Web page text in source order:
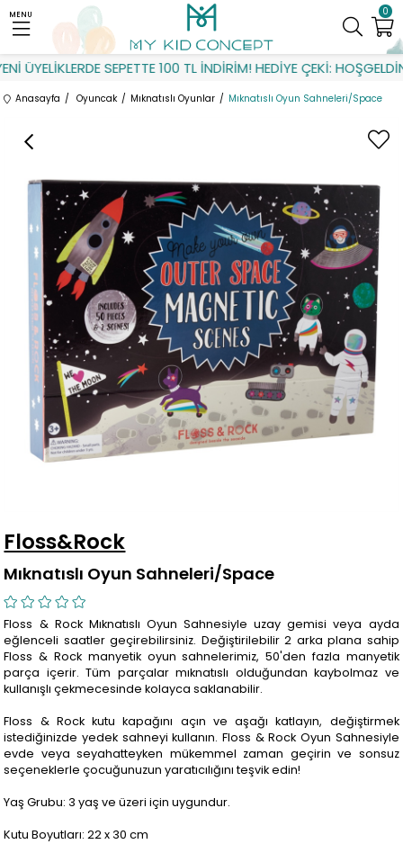
ÜYELİKLERDE SEPETTE 100 TL İNDİRİM! HEDİYE ÇEKİ: HOŞGELDİN
0
MENU
Anasayfa Oyuncak Mıknatıslı Oyunlar Mıknatıslı Oyun Sahneleri/Space
Floss&Rock
Mıknatıslı Oyun Sahneleri/Space
Floss & Rock Mıknatıslı Oyun Sahnesiyle uzay gemisi veya ayda
eğlenceli saatler geçirebilirsiniz. Değiştirilebilir 2 arka plana sahip
Floss & Rock manyetik oyun sahnelerimiz, 50'den fazla manyetik
parça içerir. Tüm parçalar mıknatıslı olduğundan kaybolmaz ve
kullanışlı çekmecesinde kolayca saklanabilir.
Floss & Rock kutu kapağını açın ve aşağı katlayın, değiştirmek
istediğinizde yedek sahneyi kullanın. Floss & Rock Oyun Sahnesiyle
evde veya seyahatteyken mükemmel zaman geçirin ve sonsuz
seçeneklerle çocuğunuzun yaratıcılığını teşvik edin!
Yaş Grubu: 3 yaş ve üzeri için uygundur.
Kutu Boyutları: 22 x 30 cm